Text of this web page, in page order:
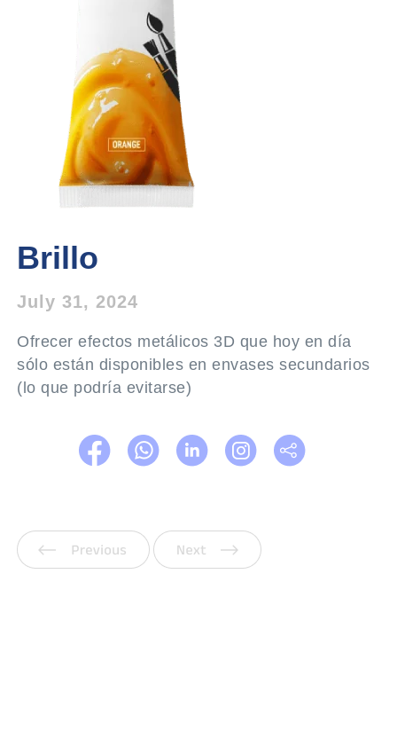
Brillo
July 31, 2024
Ofrecer efectos metálicos 3D que hoy en día
sólo están disponibles en envases secundarios
(lo que podría evitarse)
Anterior